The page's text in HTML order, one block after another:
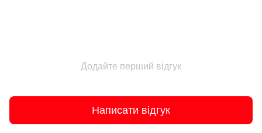
Додайте перший відгук
Написати відгук